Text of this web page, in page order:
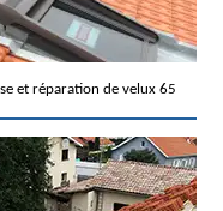
et réparation de velux 65